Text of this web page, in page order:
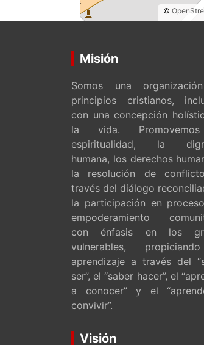
©
Misión
Somos una
principios cristianos,
con una concepción
la vida.
espiritualidad, la
humana, los derechos
la resolución de
través del diálogo
la participación en
empoderamiento
con énfasis en los
vulnerables,
aprendizaje a través del
ser”, el “saber hacer”, el
a conocer” y el
convivir”.
Visión